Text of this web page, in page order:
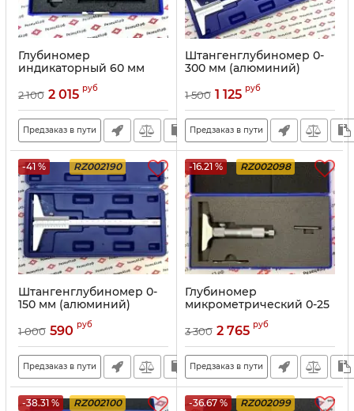
Глубиномер
индикаторный 60 мм
2 100 2 015 руб
Предзаказ в пути
Штангенглубиномер 0-
300 мм (алюминий)
1 500 1 125 руб
Предзаказ в пути
-41 % RZ002190
Штангенглубиномер 0-
150 мм (алюминий)
1 000 590 руб
Предзаказ в пути
-16.21 % RZ002098
Глубиномер
микрометрический 0-25
3 300 2 765 руб
Предзаказ в пути
-38.31 % RZ002100 -36.67 % RZ002099